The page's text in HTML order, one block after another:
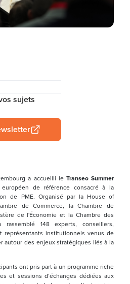
sujets
a accueilli le Transeo Summer
européen de référence consacré à la
de PME. Organisé par la House of
de Commerce, la Chambre de
de l'Économie et la Chambre des
148 experts, conseillers,
représentants institutionnels venus de
autour des enjeux stratégiques liés à la
ont pris part à un programme riche
et sessions d’échanges dédiées aux